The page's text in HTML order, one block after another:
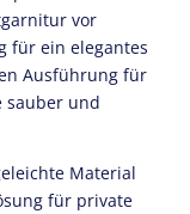
vor
für ein elegantes
Ausführung für
sauber und
Material
für private